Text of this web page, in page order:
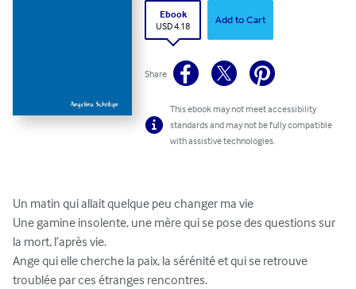
Ebook
USD 4.18
Add to Cart
Share
This ebook may not meet accessibility
standards and may not be fully compatible
with assistive technologies.
Un matin qui allait quelque peu changer ma vie
Une gamine insolente, une mère qui se pose des questions sur
la mort, l’après vie.
Ange qui elle cherche la paix, la sérénité et qui se retrouve
troublée par ces étranges rencontres.